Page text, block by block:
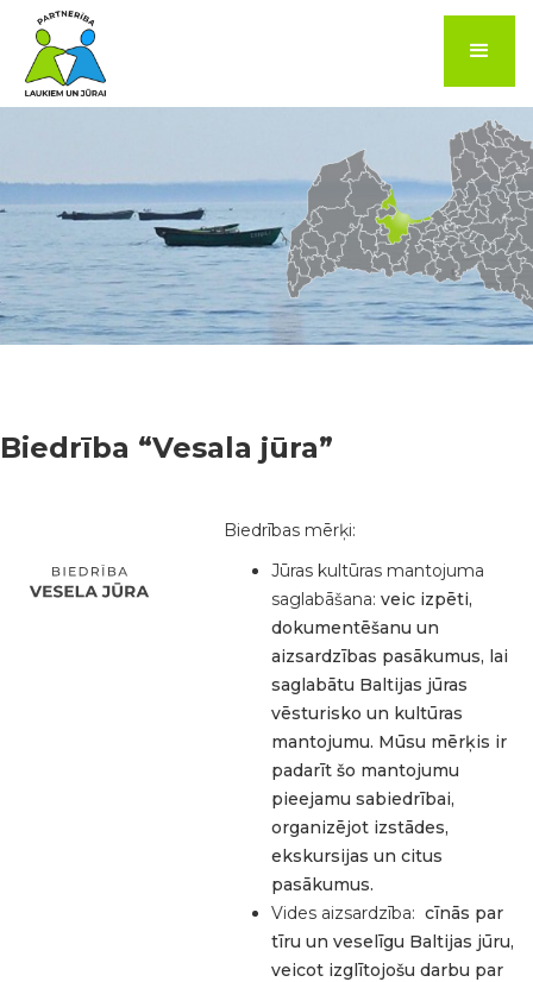
Biedrība “Vesala jūra”
Biedrības mērķi:
Jūras kultūras mantojuma
saglabāšana: veic izpēti,
dokumentēšanu un
aizsardzības pasākumus, lai
saglabātu Baltijas jūras
vēsturisko un kultūras
mantojumu. Mūsu mērķis ir
padarīt šo mantojumu
pieejamu sabiedrībai,
organizējot izstādes,
ekskursijas un citus
pasākumus.
Vides aizsardzība: cīnās par
tīru un veselīgu Baltijas jūru,
veicot izglītojošu darbu par